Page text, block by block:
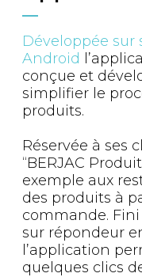
Développée
Android
conçue et
simplifier le
produits.
Réservée à ses
“BERJAC
exemple aux
des produits à
commande.
sur répondeur
l’application
quelques clics